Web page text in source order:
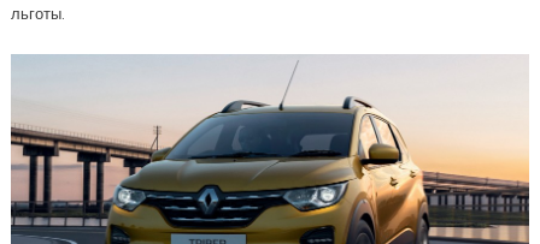
льготы.